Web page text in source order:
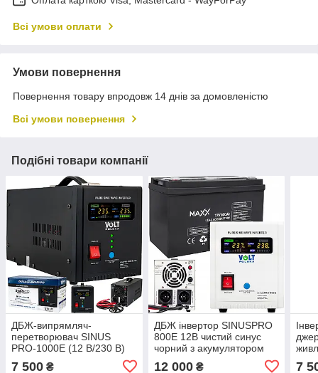
Всі умови оплати
Умови повернення
Повернення товару впродовж 14 днів за домовленістю
Всі умови повернення
Подібні товари компанії
ДБЖ-випрямляч-
перетворювач SINUS
PRO-1000E (12 В/230 В)
7 500 ₴
ДБЖ інвертор SINUSPRO
800E 12В чистий синус
чорний з акумулятором
100 А·год VOLT POLSKA
12 000₴ 7